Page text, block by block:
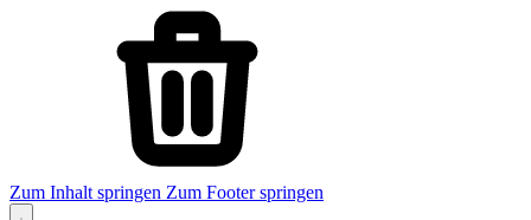
Zum Inhalt springen Zum Footer springen